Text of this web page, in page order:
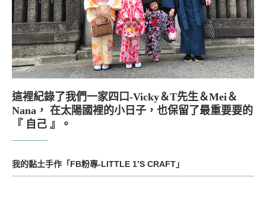
這裡紀錄了我們一家四口-Vicky＆T先生＆Mei＆
Nana， 在太陽國裡的小日子，也保留了最重要要的
『 自己 』。
我的黏土手作「FB粉專-LITTLE 1’S CRAFT」